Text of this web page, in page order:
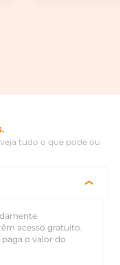
tudo o que pode ou
acesso gratuito.
paga o valor do